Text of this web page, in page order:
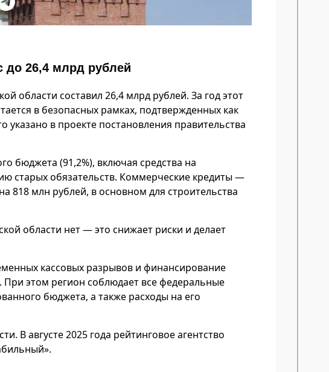
до 26,4 млрд рублей
области составил 26,4 млрд рублей. За год этот
в безопасных рамках, подтвержденных как
в проекте постановления правительства
бюджета (91,2%), включая средства на
старых обязательств. Коммерческие кредиты —
818 млн рублей, в основном для строительства
области нет — это снижает риски и делает
кассовых разрывов и финансирование
этом регион соблюдает все федеральные
бюджета, а также расходы на его
В августе 2025 года рейтинговое агентство